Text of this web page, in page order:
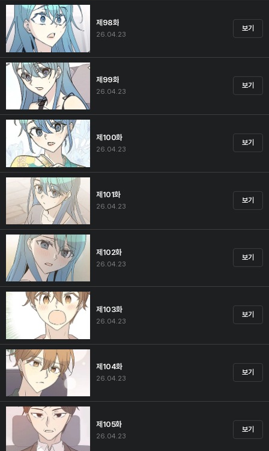
제98화
26.04.23
보기
제99화
26.04.23
보기
제100화
26.04.23
보기
제101화
26.04.23
보기
제102화
26.04.23
보기
제103화
26.04.23
보기
제104화
26.04.23
보기
제105화
26.04.23
보기